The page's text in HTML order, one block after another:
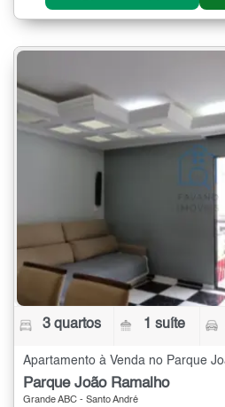
3 quartos 1 suíte
Parque João Ramalho
Grande ABC - Santo André